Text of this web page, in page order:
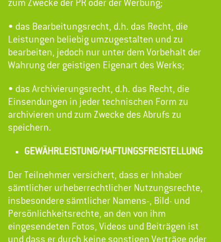
zum Zwecke der PR oder der Werbung;
• das Bearbeitungsrecht, d.h. das Recht, die
Leistungen beliebig umzugestalten und zu
bearbeiten, jedoch nur unter dem Vorbehalt der
Wahrung der geistigen Eigenart des Werks;
• das Archivierungsrecht, d.h. das Recht, die
Einsendungen in jeder technischen Form zu
archivieren und zum Zwecke des Abrufs zu
speichern.
GEWÄHRLEISTUNG/HAFTUNGSFREISTELLUNG
Der Teilnehmer versichert, dass er Inhaber
sämtlicher urheberrechtlicher Nutzungsrechte,
insbesondere sämtlicher Namens-, Bild- und
Persönlichkeitsrechte, an den von ihm
eingesendeten Fotos, Videos und Beiträgen ist